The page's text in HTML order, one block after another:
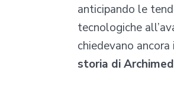
anticipando le
tecnologiche
chiedevano
storia di